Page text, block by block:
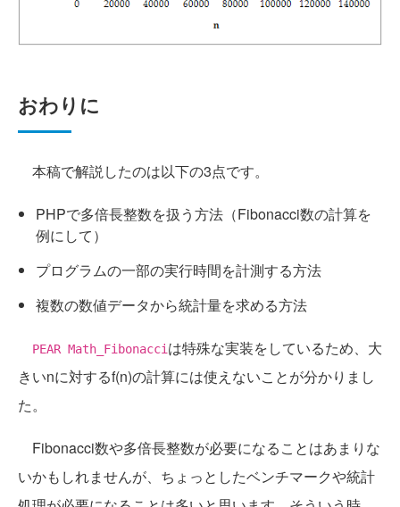
おわりに
本稿で解説したのは以下の3点です。
PHPで多倍長整数を扱う方法（Fibonacci数の計算を
例にして）
プログラムの一部の実行時間を計測する方法
複数の数値データから統計量を求める方法
PEAR Math_Fibonacci は特殊な実装をしているため、大
きいnに対するf(n)の計算には使えないことが分かりまし
た。
Fibonacci数や多倍長整数が必要になることはあまりな
いかもしれませんが、ちょっとしたベンチマークや統計